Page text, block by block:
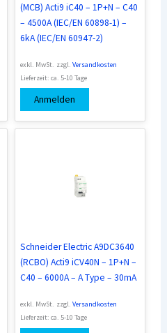
(MCB) Acti9 iC40 – 1P+N – C40
– 4500A (IEC/EN 60898-1) –
6kA (IEC/EN 60947-2)
exkl. MwSt. zzgl. Versandkosten
Lieferzeit: ca. 5-10 Tage
Anmelden
Schneider Electric A9DC3640
(RCBO) Acti9 iCV40N – 1P+N –
C40 – 6000A – A Type – 30mA
exkl. MwSt. zzgl. Versandkosten
Lieferzeit: ca. 5-10 Tage